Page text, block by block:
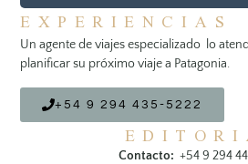
EXPERIENCIAS
Un agente de viajes especializado lo
planificar su próximo viaje a Patagonia.
+54 9 294 435-5222
Contacto: +54 9 294